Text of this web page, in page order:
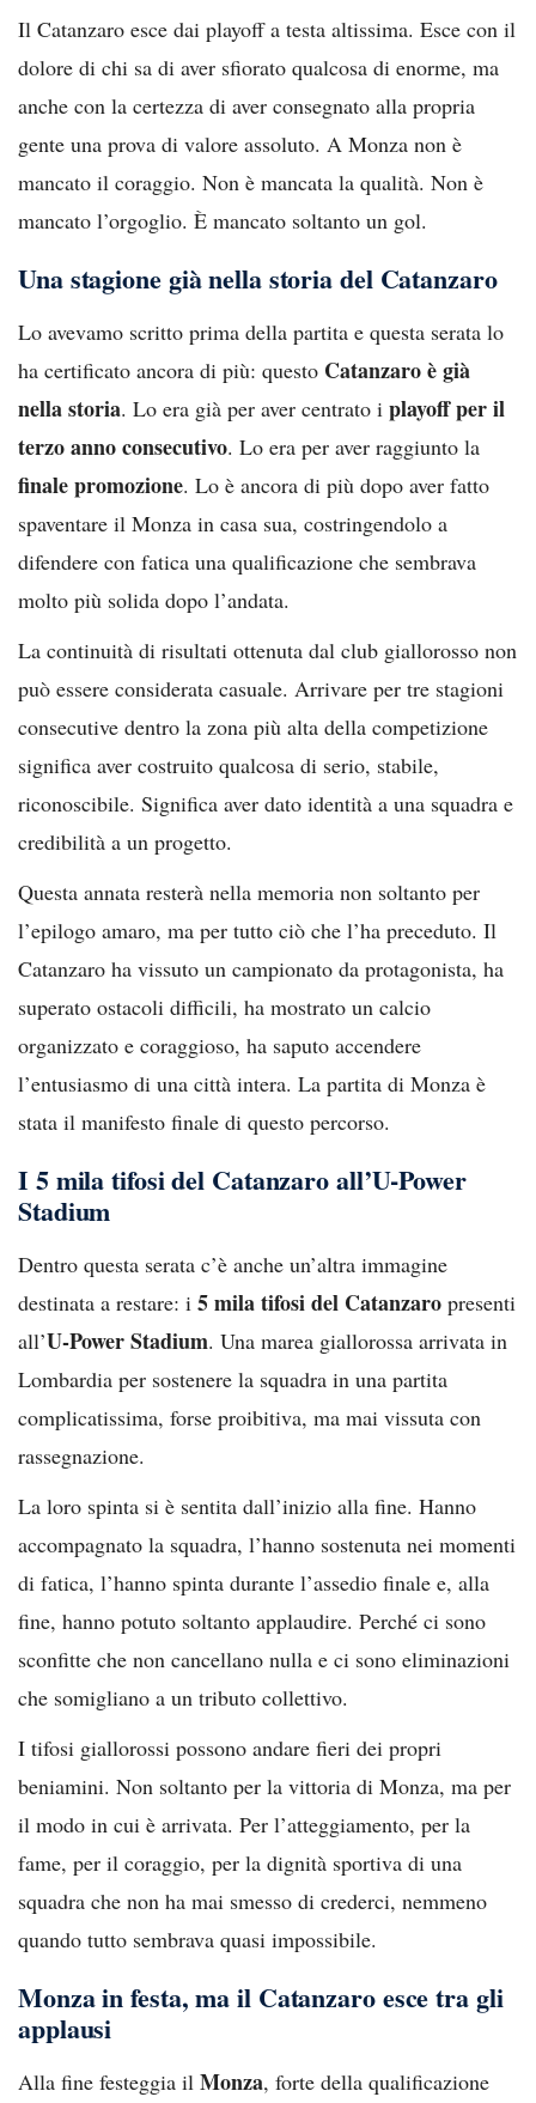
Il Catanzaro esce dai playoff a testa altissima. Esce con il
dolore di chi sa di aver sfiorato qualcosa di enorme, ma
anche con la certezza di aver consegnato alla propria
gente una prova di valore assoluto. A Monza non è
mancato il coraggio. Non è mancata la qualità. Non è
mancato l’orgoglio. È mancato soltanto un gol.
Una stagione già nella storia del Catanzaro
Lo avevamo scritto prima della partita e questa serata lo
ha certificato ancora di più: questo Catanzaro è già
nella storia. Lo era già per aver centrato i playoff per il
terzo anno consecutivo. Lo era per aver raggiunto la
finale promozione. Lo è ancora di più dopo aver fatto
spaventare il Monza in casa sua, costringendolo a
difendere con fatica una qualificazione che sembrava
molto più solida dopo l’andata.
La continuità di risultati ottenuta dal club giallorosso non
può essere considerata casuale. Arrivare per tre stagioni
consecutive dentro la zona più alta della competizione
significa aver costruito qualcosa di serio, stabile,
riconoscibile. Significa aver dato identità a una squadra e
credibilità a un progetto.
Questa annata resterà nella memoria non soltanto per
l’epilogo amaro, ma per tutto ciò che l’ha preceduto. Il
Catanzaro ha vissuto un campionato da protagonista, ha
superato ostacoli difficili, ha mostrato un calcio
organizzato e coraggioso, ha saputo accendere
l’entusiasmo di una città intera. La partita di Monza è
stata il manifesto finale di questo percorso.
I 5 mila tifosi del Catanzaro all’U-Power
Stadium
Dentro questa serata c’è anche un’altra immagine
destinata a restare: i 5 mila tifosi del Catanzaro presenti
all’U-Power Stadium. Una marea giallorossa arrivata in
Lombardia per sostenere la squadra in una partita
complicatissima, forse proibitiva, ma mai vissuta con
rassegnazione.
La loro spinta si è sentita dall’inizio alla fine. Hanno
accompagnato la squadra, l’hanno sostenuta nei momenti
di fatica, l’hanno spinta durante l’assedio finale e, alla
fine, hanno potuto soltanto applaudire. Perché ci sono
sconfitte che non cancellano nulla e ci sono eliminazioni
che somigliano a un tributo collettivo.
I tifosi giallorossi possono andare fieri dei propri
beniamini. Non soltanto per la vittoria di Monza, ma per
il modo in cui è arrivata. Per l’atteggiamento, per la
fame, per il coraggio, per la dignità sportiva di una
squadra che non ha mai smesso di crederci, nemmeno
quando tutto sembrava quasi impossibile.
Monza in festa, ma il Catanzaro esce tra gli
applausi
Alla fine festeggia il Monza, forte della qualificazione